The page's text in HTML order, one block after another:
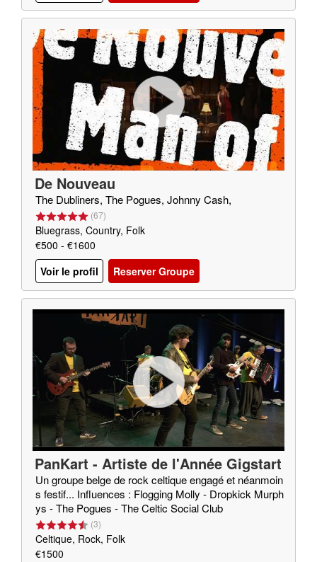
De Nouveau
The Dubliners, The Pogues, Johnny Cash,
(67)
Bluegrass, Country, Folk
€500 - €1600
Voir le profil
Reserver Groupe
PanKart - Artiste de l'Année Gigstart
er 2020
Un groupe belge de rock celtique engagé et néanmoin
s festif... Influences : Flogging Molly - Dropkick Murph
ys - The Pogues - The Celtic Social Club
(3)
Celtique, Rock, Folk
€1500